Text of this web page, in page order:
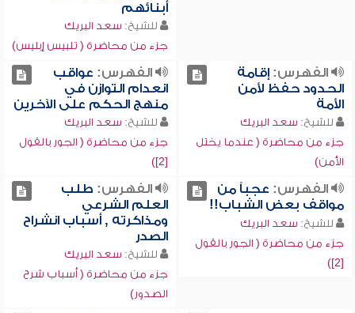
أبنائهم
للشيخ: سعد البريك
جزء من محاضرة ( تلبيس إبليس)
الفهرس:إقامة
الحدود حفظ لأمن
الأمة
للشيخ: سعد البريك
جزء من محاضرة ( عندما يختل
الأمن)
الفهرس: عواقب
انعدام التوازن في
منهج الحكم على الآخرين
للشيخ: سعد البريك
جزء من محاضرة ( الجور بالقول
[2])
الفهرس: عجباً من
مواقف بعض الشباب!!
للشيخ: سعد البريك
جزء من محاضرة ( الجور بالقول
[2])
الفهرس: طلب
العلم الشرعي
ومذاكرته , أسباب انشراح
الصدر
للشيخ: سعد البريك
جزء من محاضرة ( أسباب شرح
الصدور)